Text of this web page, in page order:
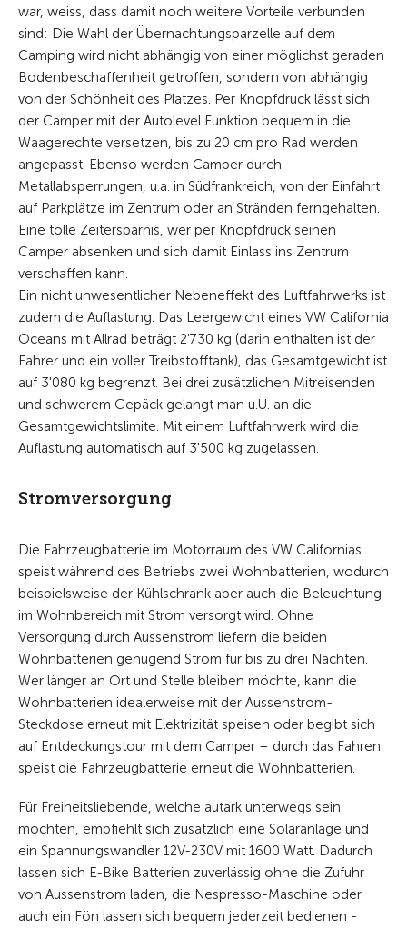
war, weiss, dass damit noch weitere Vorteile verbunden
sind: Die Wahl der Übernachtungsparzelle auf dem
Camping wird nicht abhängig von einer möglichst geraden
Bodenbeschaffenheit getroffen, sondern von abhängig
von der Schönheit des Platzes. Per Knopfdruck lässt sich
der Camper mit der Autolevel Funktion bequem in die
Waagerechte versetzen, bis zu 20 cm pro Rad werden
angepasst. Ebenso werden Camper durch
Metallabsperrungen, u.a. in Südfrankreich, von der Einfahrt
auf Parkplätze im Zentrum oder an Stränden ferngehalten.
Eine tolle Zeitersparnis, wer per Knopfdruck seinen
Camper absenken und sich damit Einlass ins Zentrum
verschaffen kann.
Ein nicht unwesentlicher Nebeneffekt des Luftfahrwerks ist
zudem die Auflastung. Das Leergewicht eines VW California
Oceans mit Allrad beträgt 2'730 kg (darin enthalten ist der
Fahrer und ein voller Treibstofftank), das Gesamtgewicht ist
auf 3'080 kg begrenzt. Bei drei zusätzlichen Mitreisenden
und schwerem Gepäck gelangt man u.U. an die
Gesamtgewichtslimite. Mit einem Luftfahrwerk wird die
Auflastung automatisch auf 3'500 kg zugelassen.
Stromversorgung
Die Fahrzeugbatterie im Motorraum des VW Californias
speist während des Betriebs zwei Wohnbatterien, wodurch
beispielsweise der Kühlschrank aber auch die Beleuchtung
im Wohnbereich mit Strom versorgt wird. Ohne
Versorgung durch Aussenstrom liefern die beiden
Wohnbatterien genügend Strom für bis zu drei Nächten.
Wer länger an Ort und Stelle bleiben möchte, kann die
Wohnbatterien idealerweise mit der Aussenstrom-
Steckdose erneut mit Elektrizität speisen oder begibt sich
auf Entdeckungstour mit dem Camper – durch das Fahren
speist die Fahrzeugbatterie erneut die Wohnbatterien.
Für Freiheitsliebende, welche autark unterwegs sein
möchten, empfiehlt sich zusätzlich eine Solaranlage und
ein Spannungswandler 12V-230V mit 1600 Watt. Dadurch
lassen sich E-Bike Batterien zuverlässig ohne die Zufuhr
von Aussenstrom laden, die Nespresso-Maschine oder
auch ein Fön lassen sich bequem jederzeit bedienen -